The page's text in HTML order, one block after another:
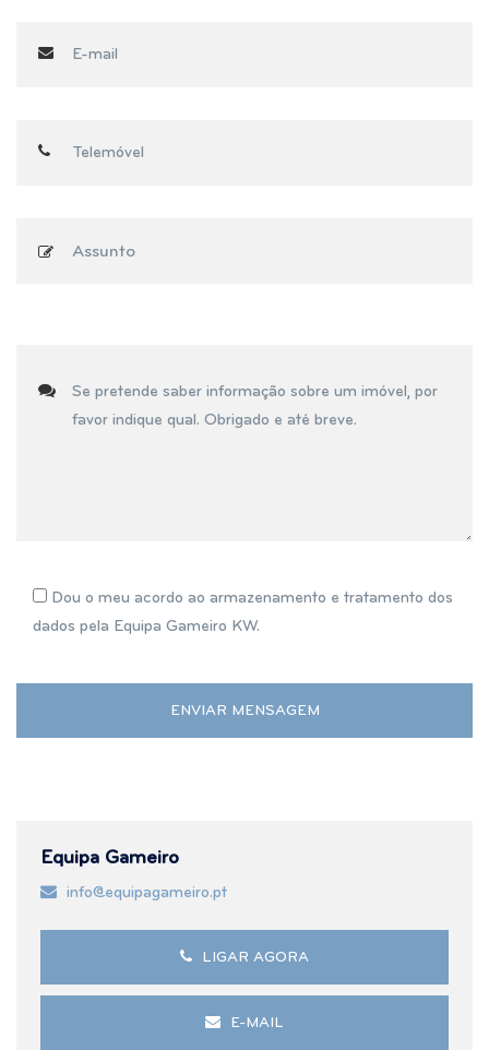
Assunto
Dou o meu acordo ao armazenamento e tratamento dos
dados pela Equipa Gameiro KW.
Equipa Gameiro
info@equipagameiro.pt
LIGAR AGORA
E-MAIL